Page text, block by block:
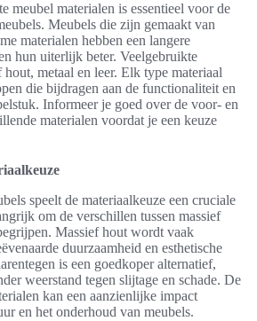
meubel materialen is essentieel voor de
Meubels die zijn gemaakt van
materialen hebben een langere
hun uiterlijk beter. Veelgebruikte
metaal en leer. Elk type materiaal
die bijdragen aan de functionaliteit en
Informeer je goed over de voor- en
materialen voordat je een keuze
speelt de materiaalkeuze een cruciale
om de verschillen tussen massief
Massief hout wordt vaak
duurzaamheid en esthetische
is een goedkoper alternatief,
weerstand tegen slijtage en schade. De
kan een aanzienlijke impact
en het onderhoud van meubels.